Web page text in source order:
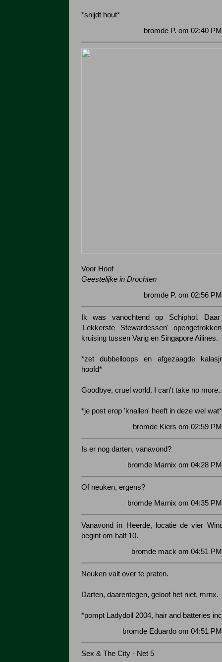
*snijdt hout*
bromde P. om 02:40
Voor Hoof
Geestelijke in Drochten
bromde P. om 02:56
Ik was vanochtend op Schiphol.
'Lekkerste Stewardessen'
kruising tussen Varig en Singapore Ailines.
*zet dubbelloops en afgezaagde
hoofd*
Goodbye, cruel world. I can't take no
*je post erop 'knallen' heeft in deze wel wat*
bromde Kiers om 02:59
Is er nog darten, vanavond?
bromde Marnix om 04:28
Of neuken, ergens?
bromde Marnix om 04:35
Vanavond in Heerde, locatie de vier
begint om half 10.
bromde mack om 04:51
Neuken valt over te praten.
Darten, daarentegen, geloof het niet, mrnx.
*pompt Ladydoll 2004, hair and batteries
bromde Eduardo om 04:51
Sex & The City - Net 5